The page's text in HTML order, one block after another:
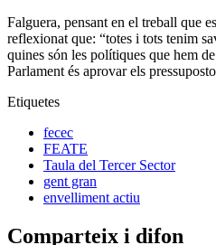
Falguera, pensant en el treball que
reflexionat que: “totes i tots tenim
quines són les polítiques que hem
Parlament és aprovar els
Etiquetes
fecec
FEATE
Taula del Tercer Sector
gent gran
envelliment actiu
Comparteix i difon